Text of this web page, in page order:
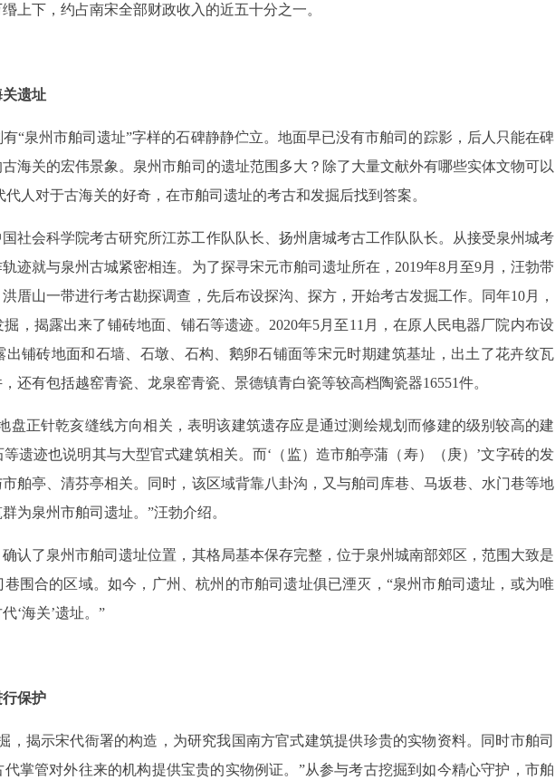
上下，约占南宋全部财政收入的近五十分之一。
遗址
“泉州市舶司遗址”字样的石碑静静伫立。地面早已没有市舶司的踪影，后人只能在碑
海关的宏伟景象。泉州市舶司的遗址范围多大？除了大量文献外有哪些实体文物可以
人对于古海关的好奇，在市舶司遗址的考古和发掘后找到答案。
社会科学院考古研究所江苏工作队队长、扬州唐城考古工作队队长。从接受泉州城考
迹就与泉州古城紧密相连。为了探寻宋元市舶司遗址所在，2019年8月至9月，汪勃带
厝山一带进行考古勘探调查，先后布设探沟、探方，开始考古发掘工作。同年10月，
，揭露出来了铺砖地面、铺石等遗迹。2020年5月至11月，在原人民电器厂院内布设
铺砖地面和石墙、石墩、石构、鹅卵石铺面等宋元时期建筑基址，出土了花卉纹瓦
还有包括越窑青瓷、龙泉窑青瓷、景德镇青白瓷等较高档陶瓷器16551件。
盘正针乾亥缝线方向相关，表明该建筑遗存应是通过测绘规划而修建的级别较高的建
遗迹也说明其与大型官式建筑相关。而‘（监）造市舶亭蒲（寿）（庚）’文字砖的发
舶亭、清芬亭相关。同时，该区域背靠八卦沟，又与舶司库巷、马坂巷、水门巷等地
为泉州市舶司遗址。”汪勃介绍。
认了泉州市舶司遗址位置，其格局基本保存完整，位于泉州城南部郊区，范围大致是
围合的区域。如今，广州、杭州的市舶司遗址俱已湮灭，“泉州市舶司遗址，或为唯
‘海关’遗址。”
行保护
，揭示宋代衙署的构造，为研究我国南方官式建筑提供珍贵的实物资料。同时市舶司
掌管对外往来的机构提供宝贵的实物例证。”从参与考古挖掘到如今精心守护，市舶